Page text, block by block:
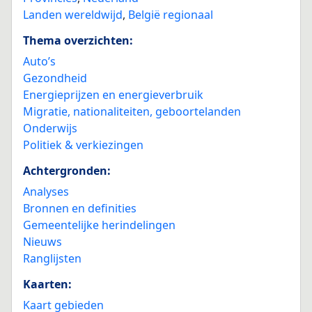
Landen wereldwijd, België regionaal
Thema overzichten:
Auto’s
Gezondheid
Energieprijzen en energieverbruik
Migratie, nationaliteiten, geboortelanden
Onderwijs
Politiek & verkiezingen
Achtergronden:
Analyses
Bronnen en definities
Gemeentelijke herindelingen
Nieuws
Ranglijsten
Kaarten:
Kaart gebieden